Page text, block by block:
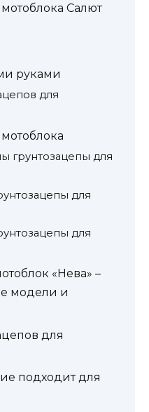
Салют
руками
для
грунтозацепы для
для
для
«Нева» –
модели и
для
подходит для